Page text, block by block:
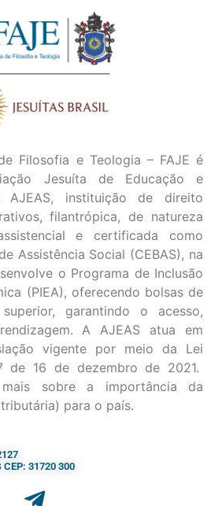
Filosofia e Teologia – FAJE é
Jesuíta de Educação e
AJEAS, instituição de direito
filantrópica, de natureza
e certificada como
Assistência Social (CEBAS), na
o Programa de Inclusão
(PIEA), oferecendo bolsas de
garantindo o acesso,
A AJEAS atua em
vigente por meio da Lei
de 16 de dezembro de 2021.
sobre a importância da
para o país.
31720 300